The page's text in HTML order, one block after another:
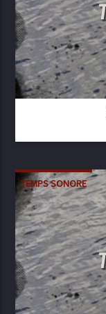
TEMPS SONORE